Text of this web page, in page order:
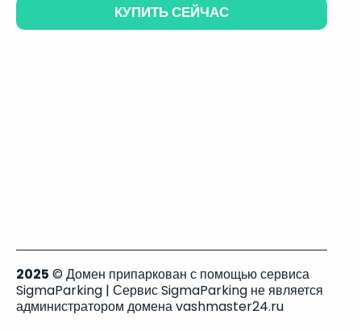
КУПИТЬ СЕЙЧАС
2025 © Домен припаркован с помощью сервиса
SigmaParking | Сервис SigmaParking не является
администратором домена vashmaster24.ru